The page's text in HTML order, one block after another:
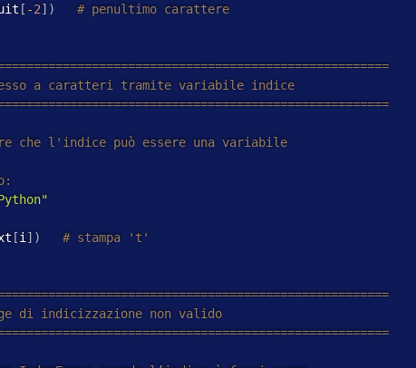
[ -2] ) # penultimo carattere
# ============================================================
# 4. Accesso a caratteri tramite variabile indice
# ============================================================
# Mostrare che l'indice può essere una variabile
[i ] )
# ============================================================
# 5. Range di indicizzazione non valido
# ============================================================